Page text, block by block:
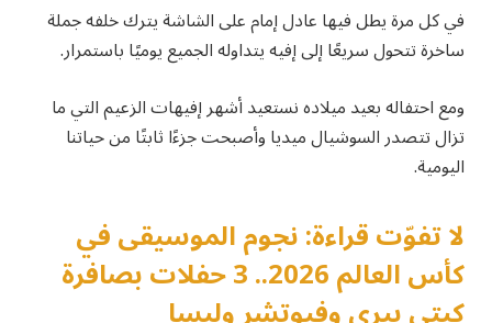
في كل مرة يطل فيها عادل إمام على الشاشة يترك خلفه جملة
ساخرة تتحول سريعًا إلى إفيه يتداوله الجميع يوميًا باستمرار.
ومع احتفاله بعيد ميلاده نستعيد أشهر إفيهات الزعيم التي ما
تزال تتصدر السوشيال ميديا وأصبحت جزءًا ثابتًا من حياتنا
اليومية.
لا تفوّت قراءة: نجوم الموسيقى في
كأس العالم 2026.. 3 حفلات بصافرة